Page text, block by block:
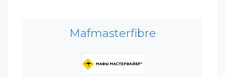
Mafmasterfibre